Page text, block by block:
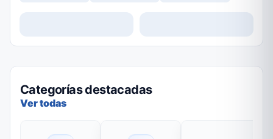
Categorías destacadas
Ver todas